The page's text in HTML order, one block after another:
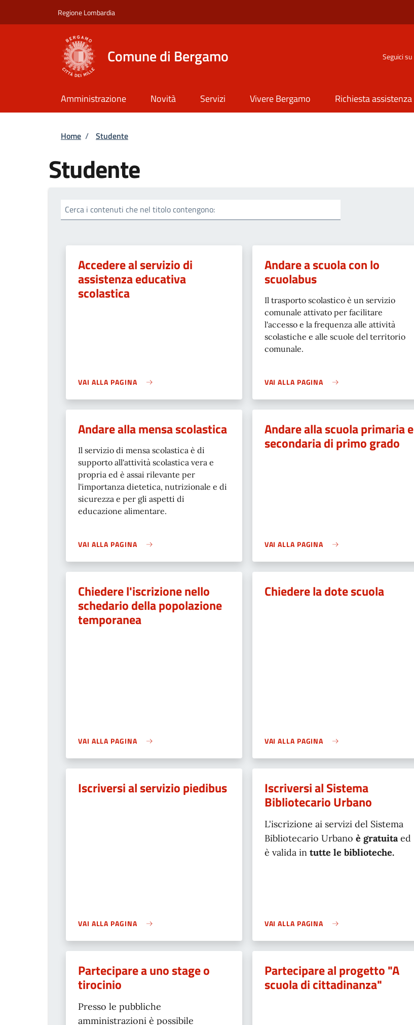
Regione Lombardia
Comune di Bergamo Seguici su
Amministrazione Novità Servizi Vivere Bergamo Richiesta assistenza
Briciole di pane
Home / Studente
Studente
Cerca i contenuti che nel titolo contengono:
Accedere al servizio di
assistenza educativa
scolastica
VAI ALLA PAGINA
Andare a scuola con lo
scuolabus
Il trasporto scolastico è un servizio
comunale attivato per facilitare
l'accesso e la frequenza alle attività
scolastiche e alle scuole del territorio
comunale.
VAI ALLA PAGINA
Andare alla mensa scolastica
Il servizio di mensa scolastica è di
supporto all'attività scolastica vera e
propria ed è assai rilevante per
l'importanza dietetica, nutrizionale e di
sicurezza e per gli aspetti di
educazione alimentare.
VAI ALLA PAGINA
Andare alla scuola primaria e
secondaria di primo grado
VAI ALLA PAGINA
Chiedere l'iscrizione nello
schedario della popolazione
temporanea
VAI ALLA PAGINA
Chiedere la dote scuola
VAI ALLA PAGINA
Iscriversi al servizio piedibus
VAI ALLA PAGINA
Iscriversi al Sistema
Bibliotecario Urbano
L'iscrizione ai servizi del Sistema
Bibliotecario Urbano è gratuitaed
è valida intutte le biblioteche.
VAI ALLA PAGINA
Partecipare a uno stage o
tirocinio
Presso le pubbliche
amministrazioni è possibile
Partecipare al progetto "A
scuola di cittadinanza"